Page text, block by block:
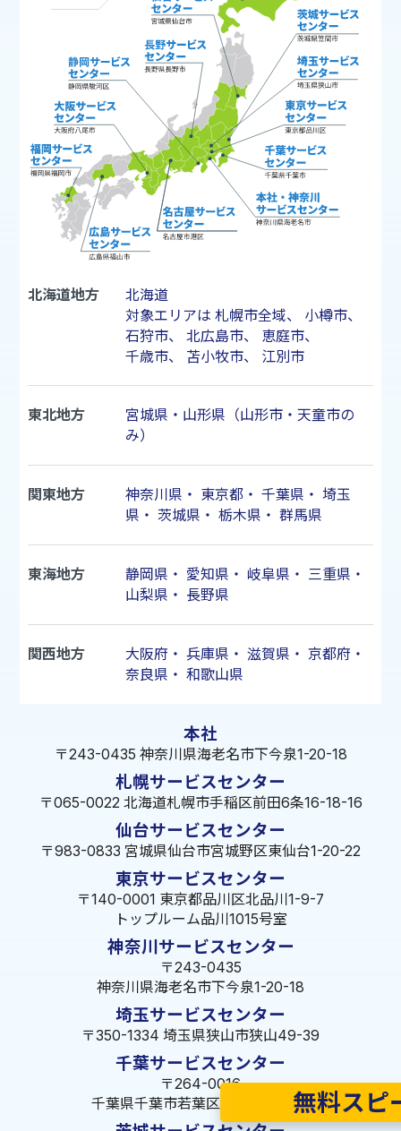
北海道地方
北海道
対象エリアは 札幌市全域、 小樽市、
石狩市、 北広島市、 恵庭市、
千歳市、 苫小牧市、 江別市
東北地方
宮城県・山形県（山形市・天童市の
み）
関東地方 神奈川県 ・ 東京都・ 千葉県 ・ 埼玉
県 ・ 茨城県 ・ 栃木県 ・ 群馬県
東海地方 静岡県 ・ 愛知県 ・ 岐阜県 ・ 三重県 ・
山梨県 ・ 長野県
関西地方 大阪府 ・ 兵庫県 ・ 滋賀県 ・ 京都府 ・
奈良県 ・ 和歌山県
本社
〒243-0435 神奈川県海老名市下今泉1-20-18
札幌サービスセンター
〒065-0022 北海道札幌市手稲区前田6条16-18-16
仙台サービスセンター
〒983-0833 宮城県仙台市宮城野区東仙台1-20-22
東京サービスセンター
〒140-0001 東京都品川区北品川1-9-7
トップルーム品川1015号室
神奈川サービスセンター
〒243-0435
神奈川県海老名市下今泉1-20-18
埼玉サービスセンター
〒350-1334 埼玉県狭山市狭山49-39
千葉サービスセンター
〒264-0016
千葉県千葉市若葉区大宮町1288-7無料スピ